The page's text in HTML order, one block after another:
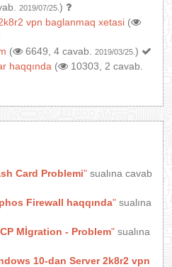
2019/07/25. )
vpn baglanmaq xetasi (
( 6649, 4 cavab. 2019/03/25. )
haqqında ( 10303, 2 cavab.
Card Problemi" sualına cavab
Firewall haqqında" sualına
Mİgration - Problem" sualına
10-dan Server 2k8r2 vpn